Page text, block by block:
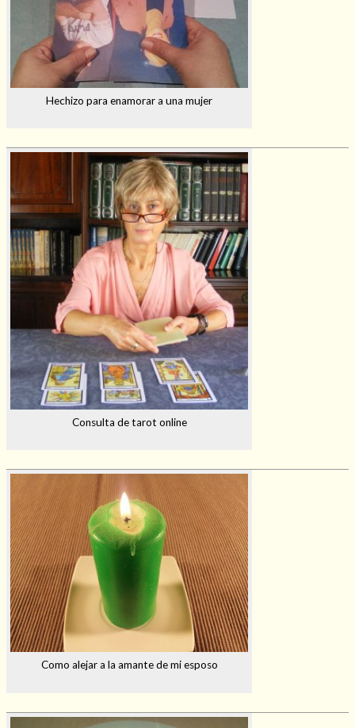
Hechizo para enamorar a una mujer
Consulta de tarot online
Como alejar a la amante de mi esposo